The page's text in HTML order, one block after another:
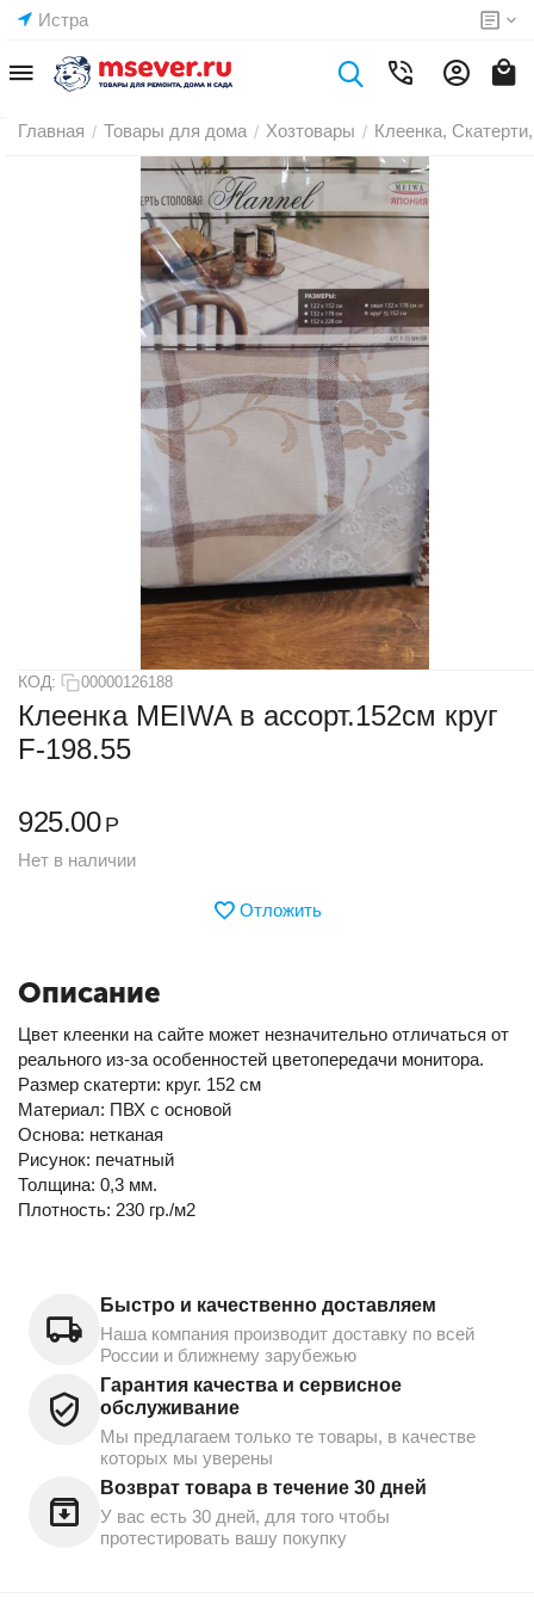
Истра
Главная / Товары для дома / Хозтовары / Клеенка,
КОД: 00000126188
Клеенка MEIWA в ассорт.152см круг
F-198.55
925.00 Р
Нет в наличии
Отложить
Описание
Цвет клеенки на сайте может незначительно отличаться от
реального из-за особенностей цветопередачи монитора.
Размер скатерти: круг. 152 см
Материал: ПВХ с основой
Основа: нетканая
Рисунок: печатный
Толщина: 0,3 мм.
Плотность: 230 гр./м2
Быстро и качественно доставляем
Наша компания производит доставку по всей
России и ближнему зарубежью
Гарантия качества и сервисное
обслуживание
Мы предлагаем только те товары, в качестве
которых мы уверены
Возврат товара в течение 30 дней
У вас есть 30 дней, для того чтобы
протестировать вашу покупку